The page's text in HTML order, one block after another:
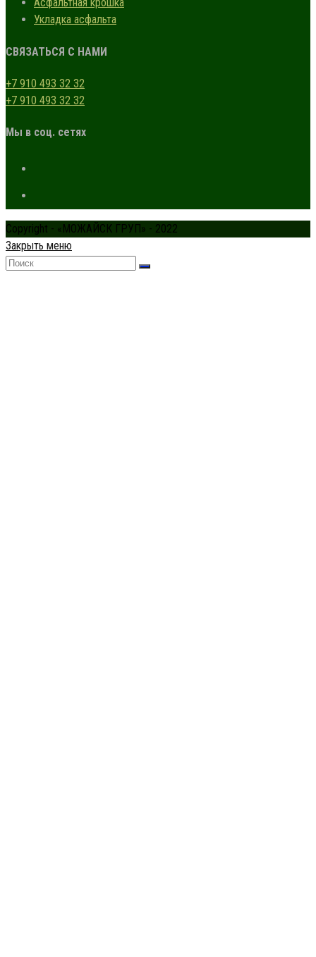
Асфальтная крошка
Укладка асфальта
СВЯЗАТЬСЯ С НАМИ
+7 910 493 32 32
+7 910 493 32 32
Мы в соц. сетях
Copyright - «МОЖАЙСК ГРУП» - 2022
Закрыть меню